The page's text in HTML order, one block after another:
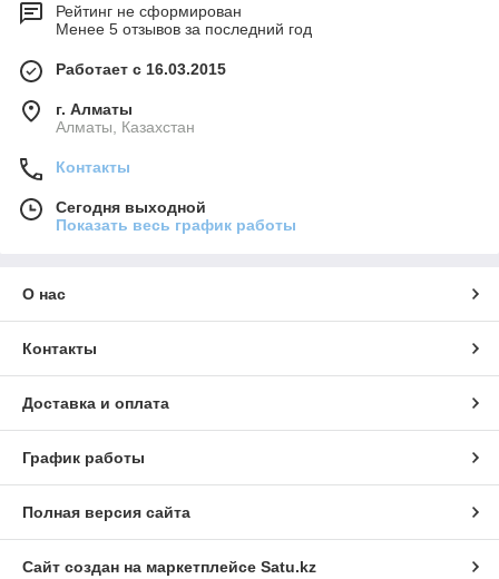
Рейтинг не сформирован
Менее 5 отзывов за последний год
Работает с 16.03.2015
г. Алматы
Алматы, Казахстан
Контакты
Сегодня выходной
Показать весь график работы
О нас
Контакты
Доставка и оплата
График работы
Полная версия сайта
Сайт создан на маркетплейсе Satu.kz